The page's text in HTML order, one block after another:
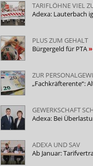
TARIFLÖHNE VIEL
Adexa: Lauterbach
PLUS ZUM GEHALT
Bürgergeld für PTA
ZUR
„Fachkräfterente“:
GEWERKSCHAFT
Adexa: Bei
ADEXA UND SAV
Ab Januar: